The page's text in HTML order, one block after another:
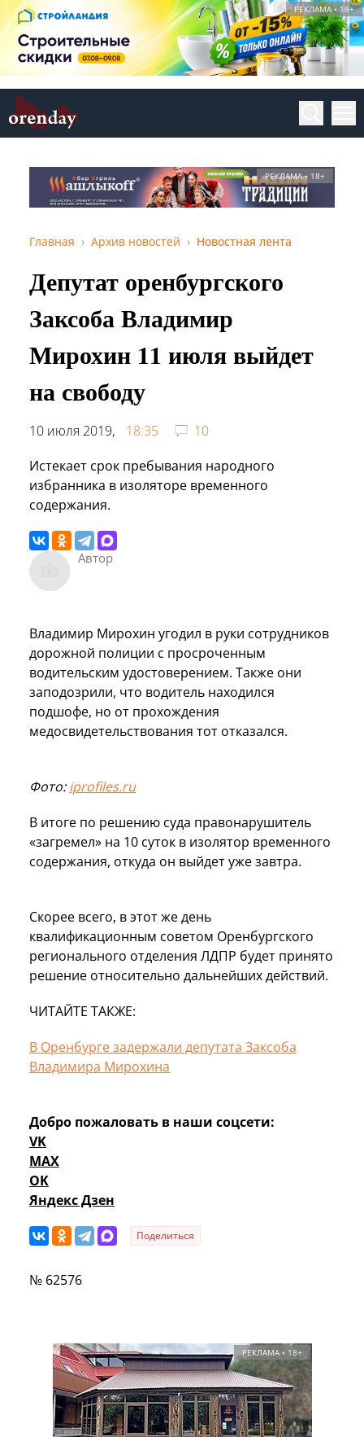
РЕКЛАМА • 18+
РЕКЛАМА • 18+
Главная Архив новостей Новостная лента
Депутат оренбургского
Заксоба Владимир
Мирохин 11 июля выйдет
на свободу
10 июля 2019, 18:35
10
Истекает срок пребывания народного
избранника в изоляторе временного
содержания.
Автор
Владимир Мирохин угодил в руки сотрудников
дорожной полиции с просроченным
водительским удостоверением. Также они
заподозрили, что водитель находился
подшофе, но от прохождения
медосвидетельствования тот отказался.
Фото:iprofiles.ru
В итоге по решению суда правонарушитель
«загремел» на 10 суток в изолятор временного
содержания, откуда он выйдет уже завтра.
Скорее всего, в этот же день
квалификационным советом Оренбургского
регионального отделения ЛДПР будет принято
решение относительно дальнейших действий.
ЧИТАЙТЕ ТАКЖЕ:
В Оренбурге задержали депутата Заксоба
Владимира Мирохина
Добро пожаловать в наши соцсети:
VK
MAX
OK
Яндекс Дзен
Поделиться
№ 62576
РЕКЛАМА • 18+